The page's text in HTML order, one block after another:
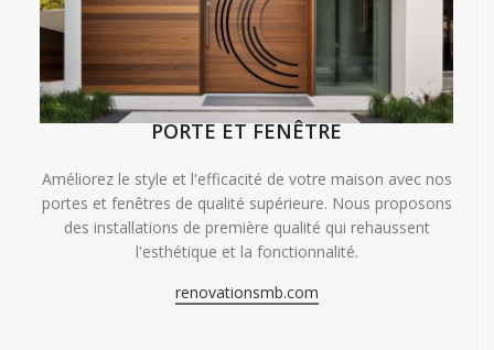
PORTE ET FENÊTRE
Améliorez le style et l'efficacité de votre maison avec nos
portes et fenêtres de qualité supérieure. Nous proposons
des installations de première qualité qui rehaussent
l'esthétique et la fonctionnalité.
renovationsmb.com